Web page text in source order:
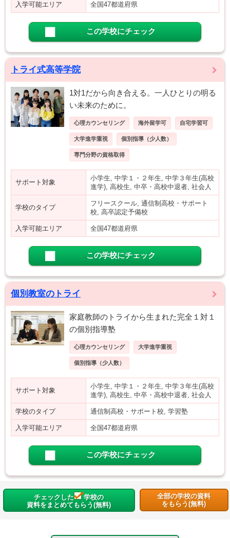
入学可能エリア 全国47都道府県
この学校にチェック
トライ式高等学院
1対1だから向き合える。一人ひとりの明る
い未来のために。
心理カウンセリング 海外留学可 自宅学習可
大学進学重視 個別指導（少人数）
専門分野の資格取得
サポート対象
小学生, 中学１・２年生, 中学３年生(高校
進学), 高校生, 中卒・高校中退者, 社会人
学校のタイプ
フリースクール, 通信制高校・サポート
校, 高卒認定予備校
入学可能エリア 全国47都道府県
この学校にチェック
個別教室のトライ
家庭教師のトライから生まれた完全１対１
の個別指導塾
心理カウンセリング 大学進学重視
個別指導（少人数）
サポート対象
小学生, 中学１・２年生, 中学３年生(高校
進学), 高校生, 中卒・高校中退者, 社会人
学校のタイプ 通信制高校・サポート校, 学習塾
入学可能エリア 全国47都道府県
この学校にチェック
チェックした
学校の
資料をまとめてもらう(無料)
全部の学校の資料
をもらう(無料)